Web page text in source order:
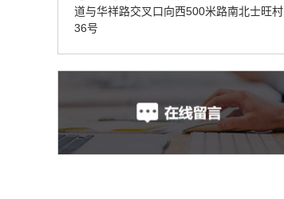
道与华祥路交叉口向西500米路南北士旺村
36号